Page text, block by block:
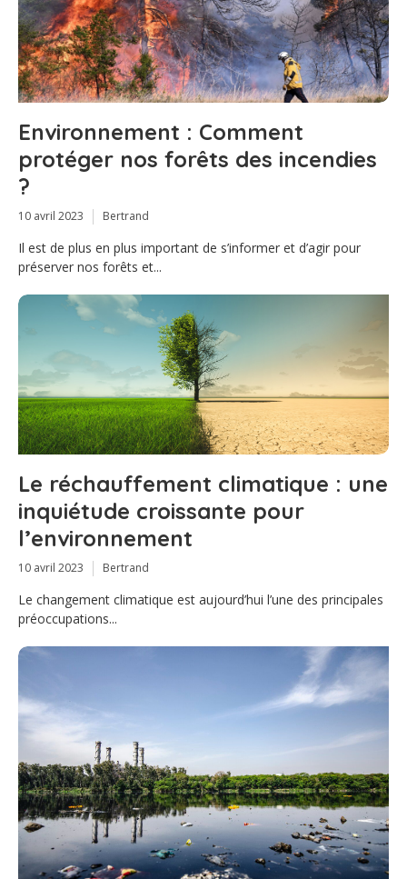
Environnement : Comment
protéger nos forêts des incendies
?
10 avril 2023 Bertrand
Il est de plus en plus important de s’informer et d’agir pour
préserver nos forêts et...
Le réchauffement climatique : une
inquiétude croissante pour
l’environnement
10 avril 2023 Bertrand
Le changement climatique est aujourd’hui l’une des principales
préoccupations...